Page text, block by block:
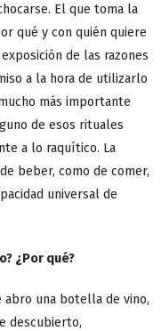
El que toma la
qué y con quién quiere
de las razones
a la hora de utilizarlo
más importante
de esos rituales
a lo raquítico. La
beber, como de comer,
universal de
¿Por qué?
abro una botella de vino,
descubierto,